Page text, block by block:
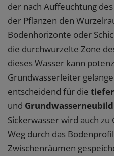
der nach Auffeuchtung
der Pflanzen den
Bodenhorizonte oder
die durchwurzelte Zone
dieses Wasser kann
Grundwasserleiter
entscheidend für die
und
Sickerwasser wird auch
Weg durch das
Zwischenräumen